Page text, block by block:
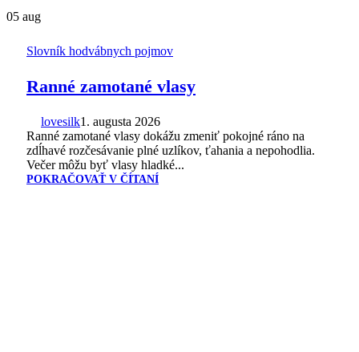
05 aug
Slovník hodvábnych pojmov
Ranné zamotané vlasy
lovesilk1. augusta 2026
Ranné zamotané vlasy dokážu zmeniť pokojné ráno na
zdĺhavé rozčesávanie plné uzlíkov, ťahania a nepohodlia.
Večer môžu byť vlasy hladké...
POKRAČOVAŤ V ČÍTANÍ